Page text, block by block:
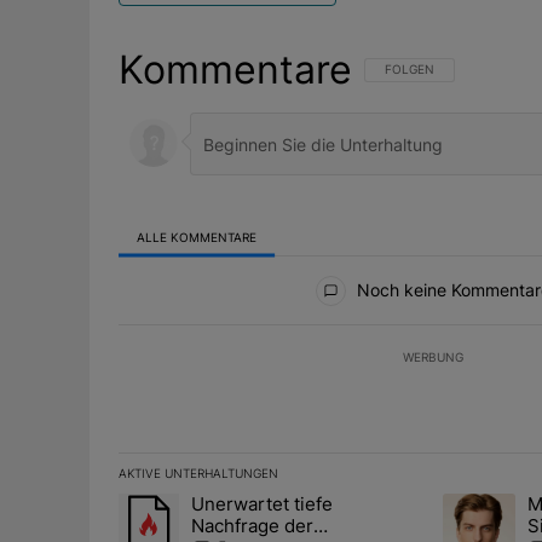
Kommentare FOLGE DIESER
FOLGEN
ALLE KOMMENTARE
Noch keine
WERBUNG
AKTIVE UNTERHALTUNGEN
Das Folgende ist eine Liste der am meisten
Ein Trendartikel mit dem Titel "Unerwartet tiefe
Unerwartet tiefe
Nachfrage der
Ein